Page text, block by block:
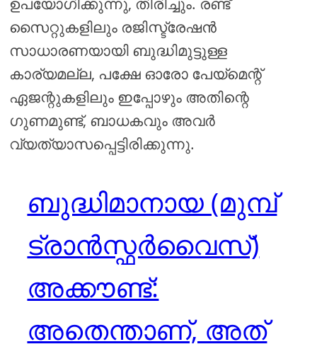
സൈറ്റുകളിലും രജിസ്ട്രേഷൻ
സാധാരണയായി ബുദ്ധിമുട്ടുള്ള
കാര്യമല്ല, പക്ഷേ ഓരോ പേയ്മെന്റ്
ഏജന്റുകളിലും ഇപ്പോഴും അതിന്റെ
ഗുണമുണ്ട്, ബാധകവും അവർ
വ്യത്യാസപ്പെട്ടിരിക്കുന്നു.
ബുദ്ധിമാനായ (മുമ്പ്
ട്രാൻസ്ഫർവൈസ്)
അക്കൗണ്ട്:
അതെന്താണ്, അത്